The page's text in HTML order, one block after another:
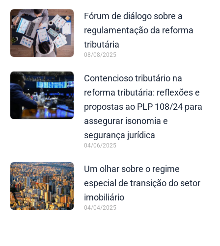
Fórum de diálogo sobre a
regulamentação da reforma
tributária
08/08/2025
Contencioso tributário na
reforma tributária: reflexões e
propostas ao PLP 108/24 para
assegurar isonomia e
segurança jurídica
04/06/2025
Um olhar sobre o regime
especial de transição do setor
imobiliário
04/04/2025